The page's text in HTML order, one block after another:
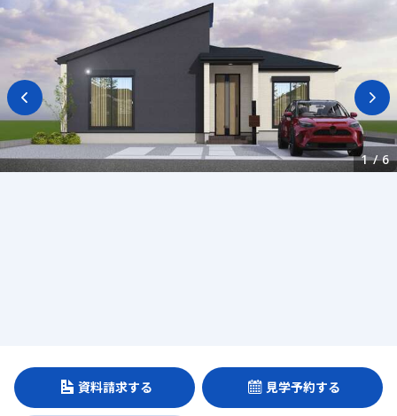
1/6
資料請求する 見学予約する